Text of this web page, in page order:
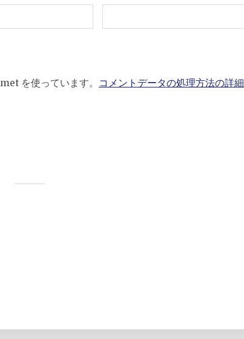
を使っています。
コメントデータの処理方法の詳細